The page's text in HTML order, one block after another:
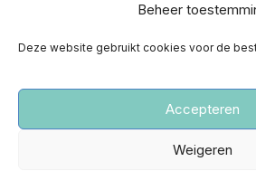
Beheer
Deze website gebruikt cookies voor de
Accepteren
Weigeren
‘Red gezonde baby’s